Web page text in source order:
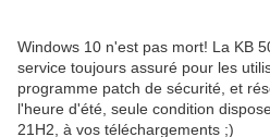
Windows 10 n'est pas mort! La KB
service toujours assuré pour les
programme patch de sécurité, et
l'heure d'été, seule condition
21H2, à vos téléchargements ;)